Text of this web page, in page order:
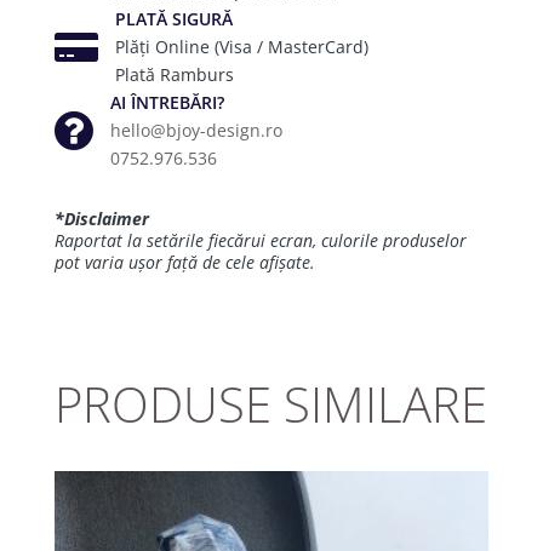
PLATĂ SIGURĂ
Plăți Online (Visa / MasterCard)
Plată Ramburs
AI ÎNTREBĂRI?
hello@bjoy-design.ro
0752.976.536
*Disclaimer
Raportat la setările fiecărui ecran, culorile produselor
pot varia ușor față de cele afișate.
PRODUSE SIMILARE